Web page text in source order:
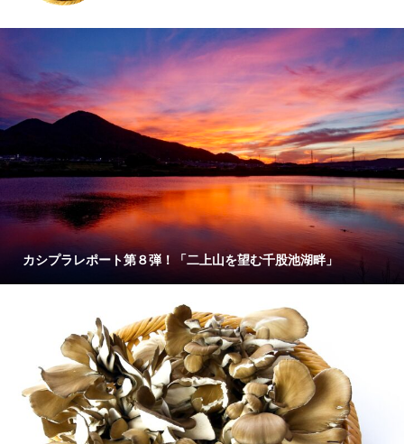
カシプラレポート第８弾！「二上山を望む千股池湖畔」